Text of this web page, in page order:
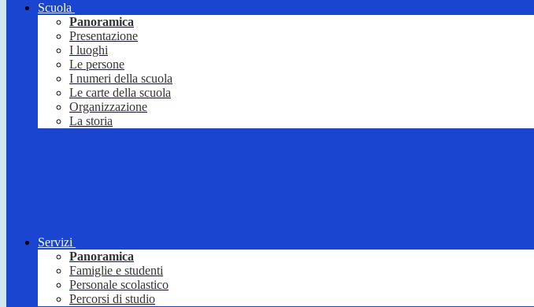
Scuola
Panoramica
Presentazione
I luoghi
Le persone
I numeri della scuola
Le carte della scuola
Organizzazione
La storia
Servizi
Panoramica
Famiglie e studenti
Personale scolastico
Percorsi di studio